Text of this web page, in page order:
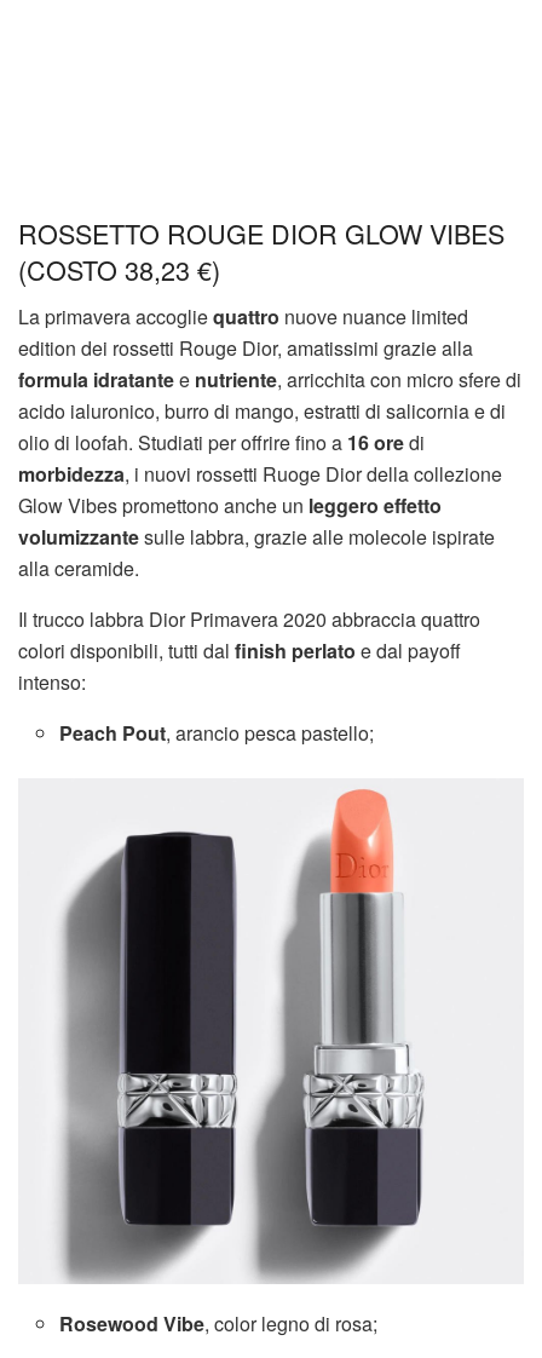
ROSSETTO ROUGE DIOR GLOW VIBES
(COSTO 38,23 €)
La primavera accogliequattro nuove nuance limited
edition dei rossetti Rouge Dior, amatissimi grazie alla
formula idratantee nutriente, arricchita con micro sfere di
acido ialuronico, burro di mango, estratti di salicornia e di
olio di loofah. Studiati per offrire fino a 16 oredi
morbidezza, i nuovi rossetti Ruoge Dior della collezione
Glow Vibes promettono anche un leggero effetto
volumizzantesulle labbra, grazie alle molecole ispirate
alla ceramide.
Il trucco labbra Dior Primavera 2020 abbraccia quattro
colori disponibili, tutti dal finish perlato e dal payoff
intenso:
Peach Pout, arancio pesca pastello;
Rosewood Vibe, color legno di rosa;